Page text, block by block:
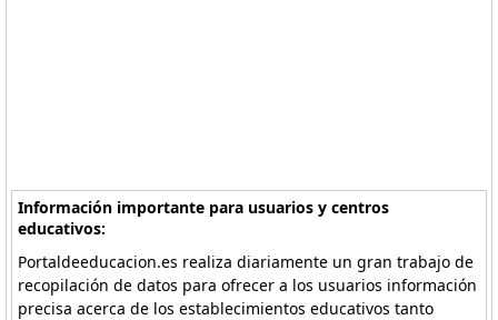
Información importante para usuarios y centros
educativos:
Portaldeeducacion.es realiza diariamente un gran trabajo de
recopilación de datos para ofrecer a los usuarios información
precisa acerca de los establecimientos educativos tanto